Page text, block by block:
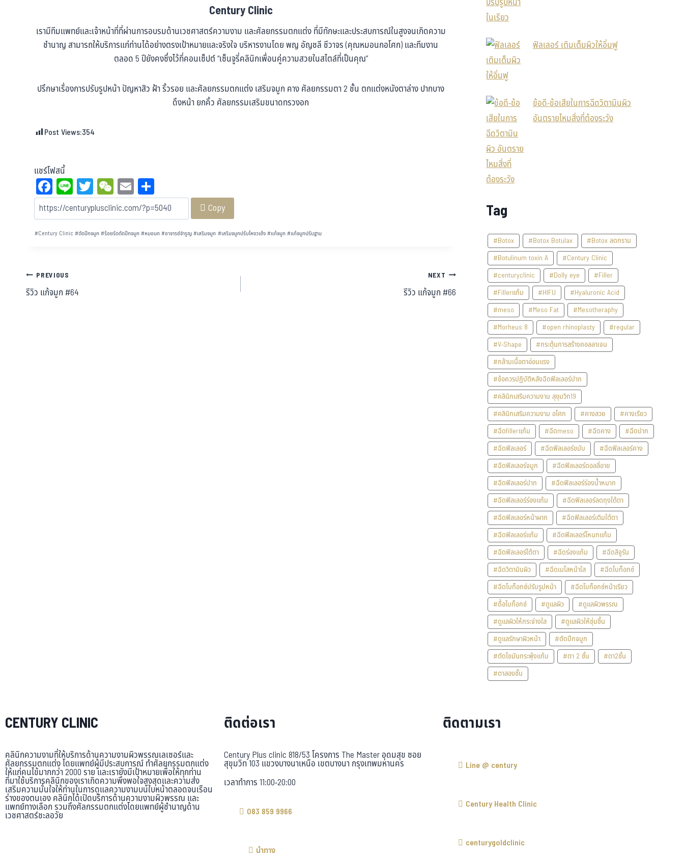
Century Clinic
เรามีทีมแพทย์และเจ้าหน้าที่ที่ผ่านการอบรมด้านเวชศาสตร์ความงาม และศัลยกรรมตกแต่ง ที่มีทักษะและประสบการณ์ในสูงจนเกิดความ
ชำนาญ สามารถให้บริการแก่ท่านได้อย่างตรงเป้าหมายและจริงใจ บริหารงานโดย พญ อัญชลี ชีวาจร (คุณหมอนกอโศก) และทีมงาน
ตลอด 5 ปียังคงซึ่งไว้ที่คอนเซ็ปต์ “เซ็นจูรี่คลินิกเพื่อนคู่ความสวยในสไตล์ที่เป็นคุณ”
ปรึกษาเรื่องการปรับรูปหน้า ปัญหาสิว ฝ้า ริ้วรอย และศัลยกรรมตกแต่ง เสริมจมูก คาง ศัลยกรรมตา 2 ชั้น ตกแต่งหนังตาล่าง ปากบาง
ดึงหน้า ยกคิ้ว ศัลยกรรมเสริมขนาดทรวงอก
Post Views:354
แชร์โฟสนี้
Fa
ce
bo
ok
Li
ne
T
wi
tt
er
W
eC
ha
t
E
m
ail
ar
e Copy
#Century Clinic #ตัดปีกจมูก#ร้อยรัดตัดปีกจมูก#หมอนก#อาจารย์จำรูญ #เสริมจมูก #เสริมจมูกปรับโหงวเฮ้ง #แก้จมูก#แก้จมูกปรับฐาน
PREVIOUS
รีวิว แก้จมูก #64
NEXT
รีวิว แก้จมูก #66
ฟิลเลอร์ เติมเต็มผิวให้อิ่มฟู
ข้อดี-ข้อเสียในการฉีดวิตามินผิว
อันตรายไหมสิ่งที่ต้องระวัง
Tag
#Botox #Botox Botulax
#Botox ลดกราม
#Botulinum toxin A
#Century Clinic
#centuryclinic
#Dolly eye
#Filler
#Fillerแก้ม
#HIFU
#Hyaluronic Acid
#meso
#Meso Fat
#Mesotheraphy
#Morheus 8
#open rhinoplasty
#regular
#V-Shape
#กระตุ้นการสร้างคอลลาเจน
#กล้ามเนื้อตาอ่อนแรง
#ข้อควรปฏิบัติหลังฉีดฟิลเลอร์ปาก
#คลินิกเสริมความงาม สุขุมวิท19
#คลินิกเสริมความงาม อโศก
#คางสวย
#คางเรียว
#ฉีดfillerแก้ม
#ฉีดmeso #ฉีดคาง
#ฉีดปาก
#ฉีดฟิลเลอร์
#ฉีดฟิลเลอร์ขมับ
#ฉีดฟิลเลอร์คาง
#ฉีดฟิลเลอร์จมูก
#ฉีดฟิลเลอร์ดอลลี่อาย
#ฉีดฟิลเลอร์ปาก
#ฉีดฟิลเลอร์ร่องน้ำหมาก
#ฉีดฟิลเลอร์ร่องแก้ม
#ฉีดฟิลเลอร์ลดถุงใต้ตา
#ฉีดฟิลเลอร์หน้าผาก
#ฉีดฟิลเลอร์เติมใต้ตา
#ฉีดฟิลเลอร์แก้ม
#ฉีดฟิลเลอร์โหนกแก้ม
#ฉีดฟิลเลอร์ใต้ตา
#ฉีดร่องแก้ม
#ฉีดลีจูรัน
#ฉีดวิตามินผิว
#ฉีดเมโสหน้าใส
#ฉีดโบท็อกซ์
#ฉีดโบท็อกซ์ปรับรูปหน้า
#ฉีดโบท็อกซ์หน้าเรียว
#ดื้อโบท็อกซ์
#ดูแลผิว
#ดูแลผิวพรรณ
#ดูแลผิวให้กระจ่างใส
#ดูแลผิวให้ชุ่มชื้น
#ดูแลรักษาผิวหน้า
#ตัดปีกจมูก
#ตัดไขมันกระพุ้งแก้ม
#ตา 2 ชั้น
#ตา2ชั้น
#ตาสองชั้น
CENTURY CLINIC
คลินิกความงามที่ให้บริการด้านความงามผิวพรรณเลเซอร์และ
ศัลยกรรมตกแต่ง โดยแพทย์ผู้มีประสบการณ์ ทำศัลยกรรมตกแต่ง
ให้แก่คนไข้มากกว่า 2000 ราย และเรายังมีเป้าหมายเพื่อให้ทุกท่าน
ที่มาใช้บริการคลินิกของเราเกิดความพึงพอใจสูงสุดและความส่ง
เสริมความมั่นใจให้ท่านในการดูแลความงามบนใบหน้าตลอดจนเรือน
ร่างของตนเอง คลินิกได้เปิดบริการด้านความงามผิวพรรณ และ
แพทย์ทางเลือก รวมถึงศัลกรรมตกแต่งโดยแพทย์ผู้ชำนาญด้าน
เวชศาสตร์ชะลอวัย
ติดต่อเรา
Century Plus clinic 818/53 โครงการ The Master อุดมสุข ซอย
สุขุมวิท 103 แขวงบางนาเหนือ เขตบางนา กรุงเทพมหานคร
เวลาทำการ 11:00-20:00
083 859 9966
นำทาง
ติดตามเรา
Line @ century
Century Health Clinic
centurygoldclinic